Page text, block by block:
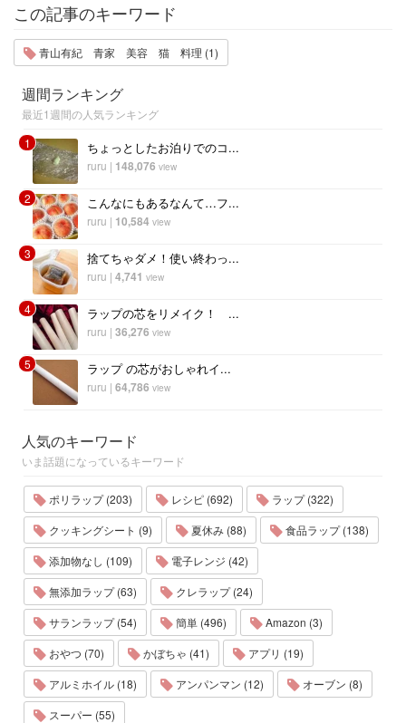
この記事のキーワード
青山有紀 青家 美容 猫 料理 (1)
週間ランキング
最近1週間の人気ランキング
1
ちょっとしたお泊りでのコ...
ruru | 148,076 view
2 こんなにもあるなんて…フ...
ruru | 10,584 view
3 捨てちゃダメ！使い終わっ...
ruru | 4,741 view
4 ラップの芯をリメイク！ ...
ruru | 36,276 view
5 ラップ の芯がおしゃれイ...
ruru | 64,786 view
人気のキーワード
いま話題になっているキーワード
ポリラップ (203) レシピ (692)
ラップ (322)
クッキングシート (9)
夏休み (88)
食品ラップ (138)
添加物なし (109)
電子レンジ (42)
無添加ラップ (63)
クレラップ (24)
サランラップ (54)
簡単 (496)
Amazon (3)
おやつ (70)
かぼちゃ (41)
アプリ (19)
アルミホイル (18)
アンパンマン (12)
オーブン (8)
スーパー (55)